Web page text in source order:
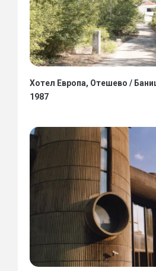
Хотел Европа, Отешево /
1987